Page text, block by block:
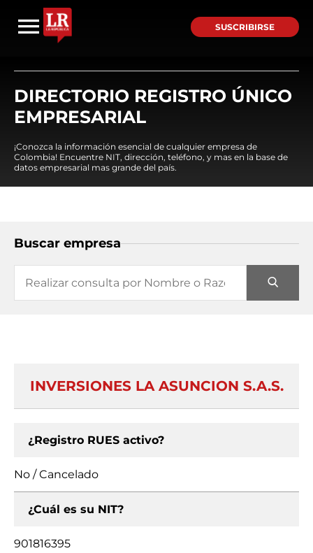
SUSCRIBIRSE
DIRECTORIO REGISTRO ÚNICO
EMPRESARIAL
¡Conozca la información esencial de cualquier empresa de
Colombia! Encuentre NIT, dirección, teléfono, y mas en la base de
datos empresarial mas grande del país.
Buscar empresa
INVERSIONES LA ASUNCION S.A.S.
¿Registro RUES activo?
No / Cancelado
¿Cuál es su NIT?
901816395